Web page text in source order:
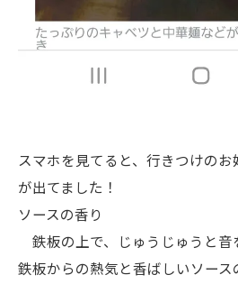
スマホを見てると、行きつけの
が出てました！
ソースの香り
鉄板の上で、じゅうじゅうと音
鉄板からの熱気と香ばしいソー